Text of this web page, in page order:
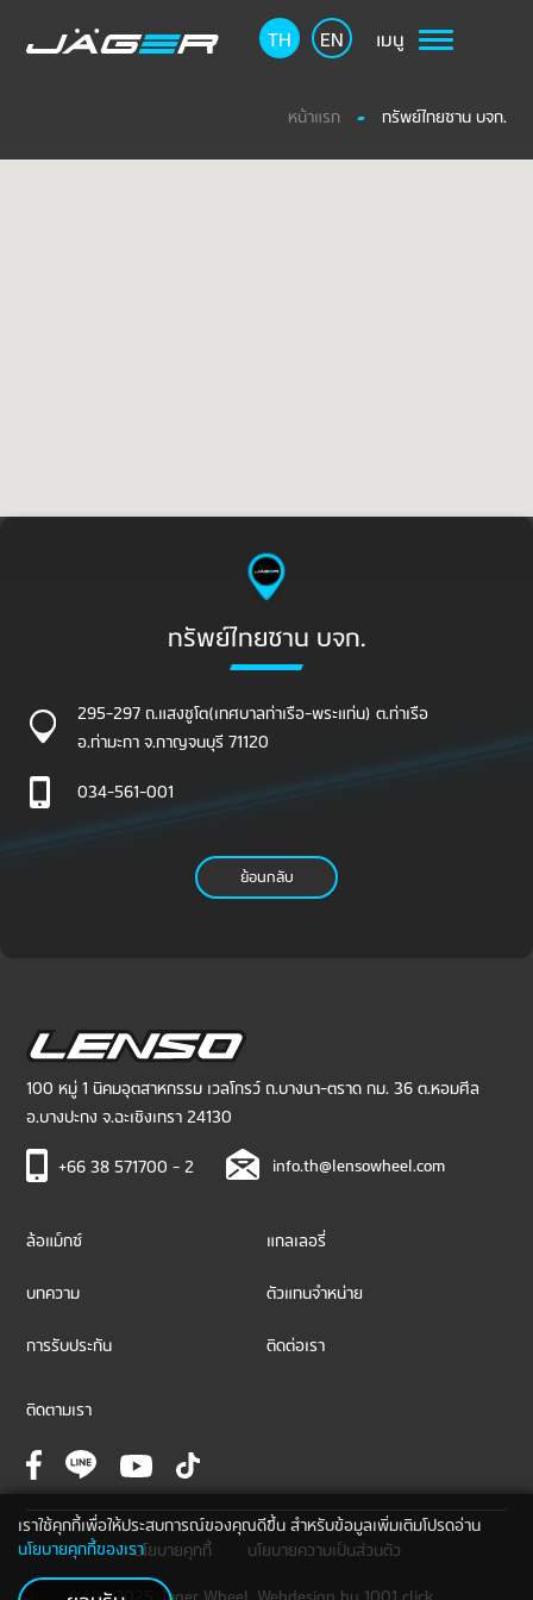
TH EN เมนู
หน้าแรก ทรัพย์ไทยซาน บจก.
ทรัพย์ไทยซาน บจก.
295-297 ถ.แสงชูโต(เทศบาลท่าเรือ-พระแท่น) ต.ท่าเรือ
อ.ท่ามะกา จ.กาญจนบุรี 71120
034-561-001
ย้อนกลับ
100 หมู่ 1 นิคมอุตสาหกรรม เวลโกรว์ ถ.บางนา-ตราด กม. 36 ต.หอมศีล
อ.บางปะกง จ.ฉะเชิงเทรา 24130
+66 38 571700 - 2 info.th@lensowheel.com
ล้อแม็กซ์ แกลเลอรี่
บทความ ตัวแทนจำหน่าย
การรับประกัน ติดต่อเรา
ติดตามเรา
© 2025 Jager Wheel. Webdesign by 1001 click.
นโยบายคุกกี้ นโยบายความเป็นส่วนตัว
เราใช้คุกกี้เพื่อให้ประสบการณ์ของคุณดีขึ้น สำหรับข้อมูลเพิ่มเติมโปรดอ่าน
นโยบายคุกกี้ของเรา